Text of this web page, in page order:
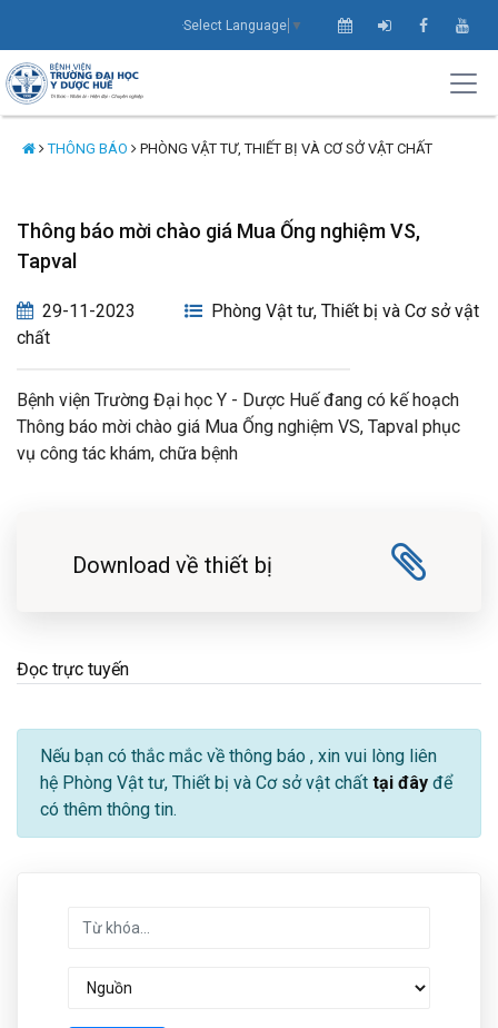
Select Language ▼
THÔNG BÁO PHÒNG VẬT TƯ, THIẾT BỊ VÀ CƠ SỞ VẬT CHẤT
Thông báo mời chào giá Mua Ống nghiệm VS,
Tapval
29-11-2023
Phòng Vật tư, Thiết bị và Cơ sở vật
chất
Bệnh viện Trường Đại học Y - Dược Huế đang có kế hoạch
Thông báo mời chào giá Mua Ống nghiệm VS, Tapval phục
vụ công tác khám, chữa bệnh
Download về thiết bị
Đọc trực tuyến
Nếu bạn có thắc mắc về thông báo , xin vui lòng liên
hệ Phòng Vật tư, Thiết bị và Cơ sở vật chất tại đây để
có thêm thông tin.